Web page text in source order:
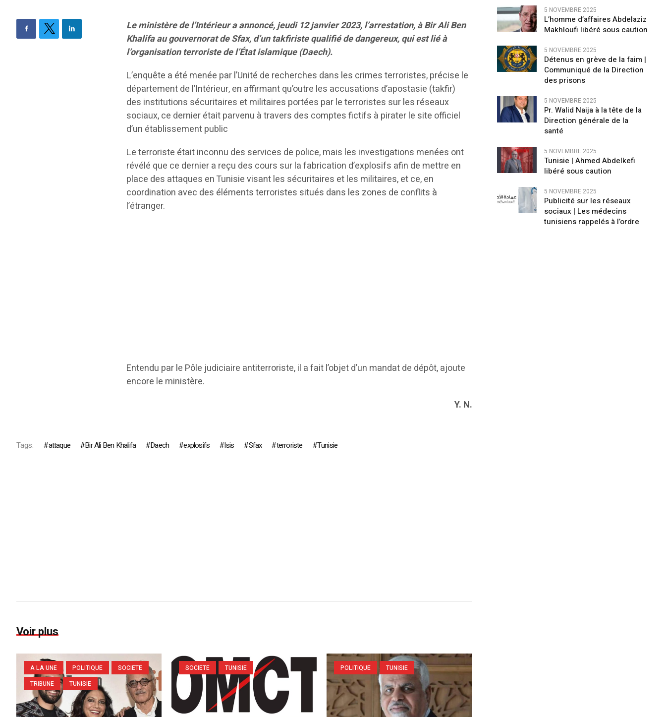
Le ministère de l’Intérieur a annoncé, jeudi 12 janvier 2023, l’arrestation, à Bir Ali Ben
Khalifa au gouvernorat de Sfax, d’un takfiriste qualifié de dangereux, qui est lié à
l’organisation terroriste de l’État islamique (Daech).
L’enquête a été menée par l’Unité de recherches dans les crimes terroristes, précise le
département de l’Intérieur, en affirmant qu’outre les accusations d’apostasie (takfir)
des institutions sécuritaires et militaires portées par le terroristes sur les réseaux
sociaux, ce dernier était parvenu à travers des comptes fictifs à pirater le site officiel
d’un établissement public
Le terroriste était inconnu des services de police, mais les investigations menées ont
révélé que ce dernier a reçu des cours sur la fabrication d’explosifs afin de mettre en
place des attaques en Tunisie visant les sécuritaires et les militaires, et ce, en
coordination avec des éléments terroristes situés dans les zones de conflits à
l’étranger.
Entendu par le Pôle judiciaire antiterroriste, il a fait l’objet d’un mandat de dépôt, ajoute
encore le ministère.
Y. N.
Tags: attaque Bir Ali Ben Khalifa Daech explosifs Isis Sfax terroriste Tunisie
Voir plus
A LA UNE POLITIQUE
SOCIETE
TRIBUNE
TUNISIE
SOCIETE TUNISIE POLITIQUE TUNISIE
5 NOVEMBRE 2025
L’homme d’affaires Abdelaziz
Makhloufi libéré sous caution
5 NOVEMBRE 2025
Détenus en grève de la faim |
Communiqué de la Direction
des prisons
5 NOVEMBRE 2025
Pr. Walid Naija à la tête de la
Direction générale de la
santé
5 NOVEMBRE 2025
Tunisie | Ahmed Abdelkefi
libéré sous caution
5 NOVEMBRE 2025
Publicité sur les réseaux
sociaux | Les médecins
tunisiens rappelés à l’ordre